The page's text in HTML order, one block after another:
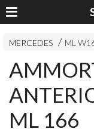
MERCEDES ML
ML 166